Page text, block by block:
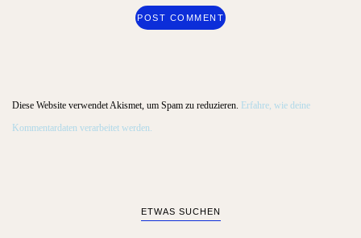
Diese Website verwendet Akismet, um Spam zu reduzieren. Erfahre, wie deine
Kommentardaten verarbeitet werden.
ETWAS SUCHEN